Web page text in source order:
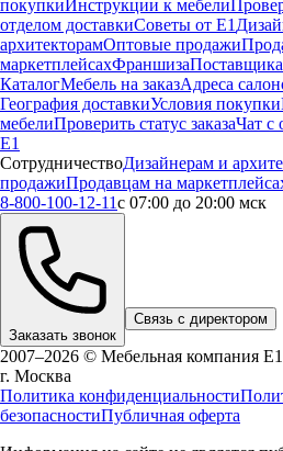
покупкиИнструкции к мебели
отделом доставкиСоветы от Е1
архитекторамОптовые продажи
маркетплейсахФраншиза
КаталогМебель на заказАдреса
География доставкиУсловия покупки
мебелиПроверить статус заказаЧат с
Е1
СотрудничествоДизайнерам и
продажиПродавцам на
8-800-100-12-11с 07:00 до 20:00 мск
Заказать звонок
Связь с директором
2007–2026 © Мебельная компания
г. Москва
Политика конфиденциальности
безопасностиПубличная оферта